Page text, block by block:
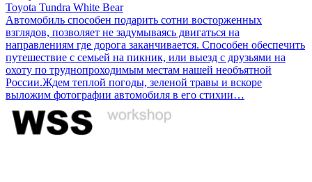
Toyota Tundra White Bear
Автомобиль способен подарить сотни восторженных
взглядов, позволяет не задумываясь двигаться на
направлениям где дорога заканчивается. Способен обеспечить
путешествие с семьей на пикник, или выезд с друзьями на
охоту по труднопроходимым местам нашей необъятной
России.Ждем теплой погоды, зеленой травы и вскоре
выложим фотографии автомобиля в его стихии…